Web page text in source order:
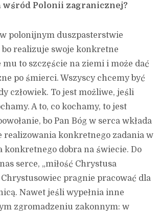
wśród Polonii zagranicznej?
polonijnym duszpasterstwie
realizuje swoje konkretne
mu to szczęście na ziemi i może dać
po śmierci. Wszyscy chcemy być
człowiek. To jest możliwe, jeśli
A to, co kochamy, to jest
bo Pan Bóg w serca wkłada
realizowania konkretnego zadania w
konkretnego dobra na świecie. Do
serce, „miłość Chrystusa
Chrystusowiec pragnie pracować dla
Nawet jeśli wypełnia inne
zgromadzeniu zakonnym: w